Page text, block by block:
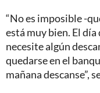
“No es imposible -
está muy bien. El
necesite algún
quedarse en el
mañana descanse”,